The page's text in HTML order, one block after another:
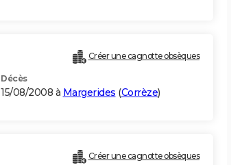
Créer une cagnotte obsèques
Décès
15/08/2008 à Margerides (Corrèze)
Créer une cagnotte obsèques